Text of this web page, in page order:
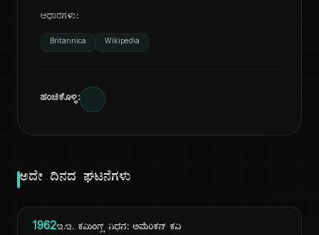
ಆಧಾರಗಳು:
Britannica Wikipedia
ಹಂಚಿಕೊಳ್ಳಿ:
ಅದೇ ದಿನದ ಘಟನೆಗಳು
1962ಇ.ಇ. ಕಮಿಂಗ್ಸ್ ನಿಧನ: ಅಮೆರಿಕನ್ ಕವಿ